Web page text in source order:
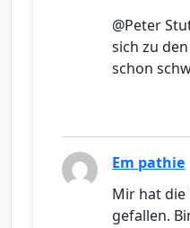
@Peter
sich zu
schon
Em pathie
Mir hat
gefallen.